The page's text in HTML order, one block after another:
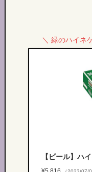
＼ 緑のハイネ
【ビール】ハ